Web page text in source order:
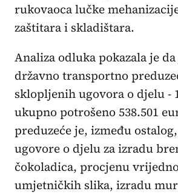
rukovaoca lučke
zaštitara i skladištara.
Analiza odluka pokazala je
državno transportno
sklopljenih ugovora o djelu -
ukupno potrošeno 538.501
preduzeće je, između
ugovore o djelu za izradu
čokoladica, procjenu
umjetničkih slika, izradu